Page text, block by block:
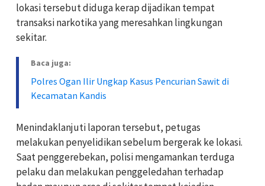
lokasi tersebut diduga kerap dijadikan tempat
transaksi narkotika yang meresahkan lingkungan
sekitar.
Baca juga:
Polres Ogan Ilir Ungkap Kasus Pencurian Sawit di
Kecamatan Kandis
Menindaklanjuti laporan tersebut, petugas
melakukan penyelidikan sebelum bergerak ke lokasi.
Saat penggerebekan, polisi mengamankan terduga
pelaku dan melakukan penggeledahan terhadap